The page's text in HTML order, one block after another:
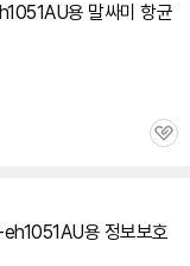
용 말싸미 항균
관
용 정보보호